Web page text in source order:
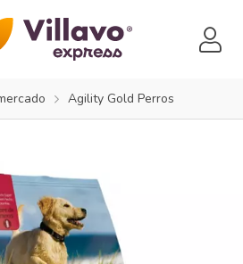
Agility Gold Perros